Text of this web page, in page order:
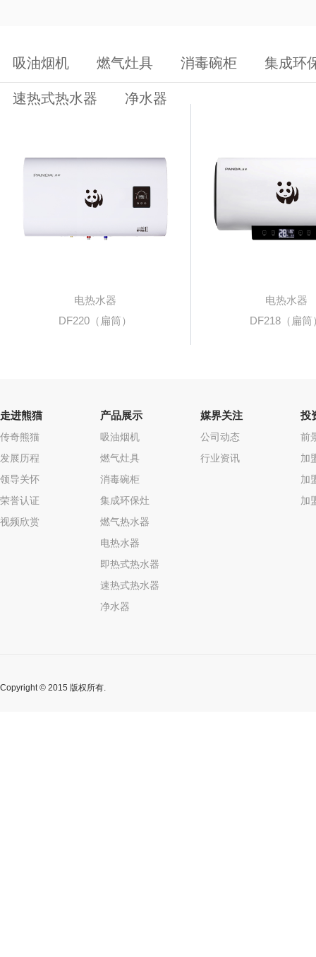
吸油烟机 燃气灶具 消毒碗柜 集成环
速热式热水器 净水器
电热水器
DF220（扁筒）
电热水器
DF218（扁筒
走进熊猫
传奇熊猫
发展历程
领导关怀
荣誉认证
视频欣赏
产品展示
吸油烟机
燃气灶具
消毒碗柜
集成环保灶
燃气热水器
电热水器
即热式热水器
速热式热水器
净水器
媒界关注
公司动态
行业资讯
投
前
加
加
加
Copyright © 2015 版权所有.